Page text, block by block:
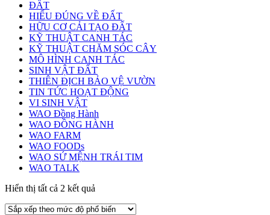
ĐẤT
HIỂU ĐÚNG VỀ ĐẤT
HỮU CƠ CẢI TẠO ĐẤT
KỸ THUẬT CANH TÁC
KỸ THUẬT CHĂM SÓC CÂY
MÔ HÌNH CANH TÁC
SINH VẬT ĐẤT
THIÊN ĐỊCH BẢO VỆ VƯỜN
TIN TỨC HOẠT ĐỘNG
VI SINH VẬT
WAO Đồng Hành
WAO ĐỒNG HÀNH
WAO FARM
WAO FOODs
WAO SỨ MỆNH TRÁI TIM
WAO TALK
Hiển thị tất cả 2 kết quả
xếp